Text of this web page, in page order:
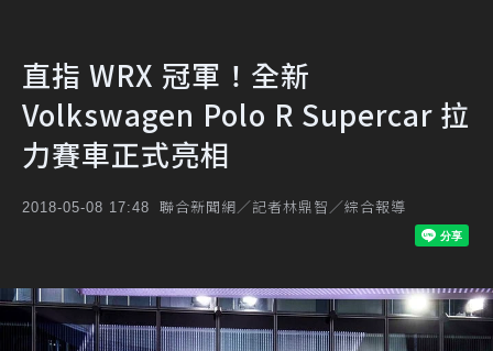
直指 WRX 冠軍！全新
Volkswagen Polo R Supercar 拉
力賽車正式亮相
2018-05-08 17:48 聯合新聞網／記者林鼎智／綜合報導